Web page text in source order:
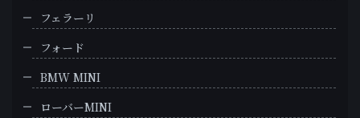
フェラーリ
フォード
BMW MINI
ローバーMINI